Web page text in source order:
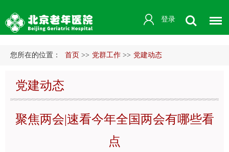
登录
您所在的位置： 首页 >> 党群工作 >> 党建动态
党建动态
聚焦两会|速看今年全国两会有哪些看
点